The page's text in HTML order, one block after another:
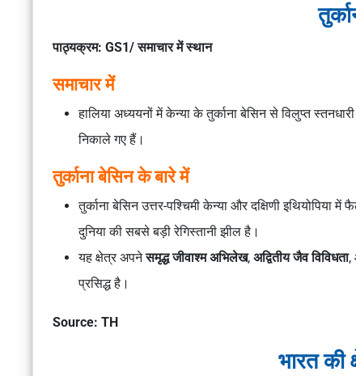
पाठ्यक्रम: GS1/ समाचार में स्थान
समाचार में
हालिया अध्ययनों में केन्या के तुर्काना बेसिन से विलुप्त
निकाले गए हैं।
तुर्काना बेसिन के बारे में
तुर्काना बेसिन उत्तर-पश्चिमी केन्या और दक्षिणी इथियोपिया में
दुनिया की सबसे बड़ी रेगिस्तानी झील है।
यह क्षेत्र अपनेसमृद्ध जीवाश्म अभिलेख, अद्वितीय जैव विविधता,
प्रसिद्ध है।
Source: TH
भारत की